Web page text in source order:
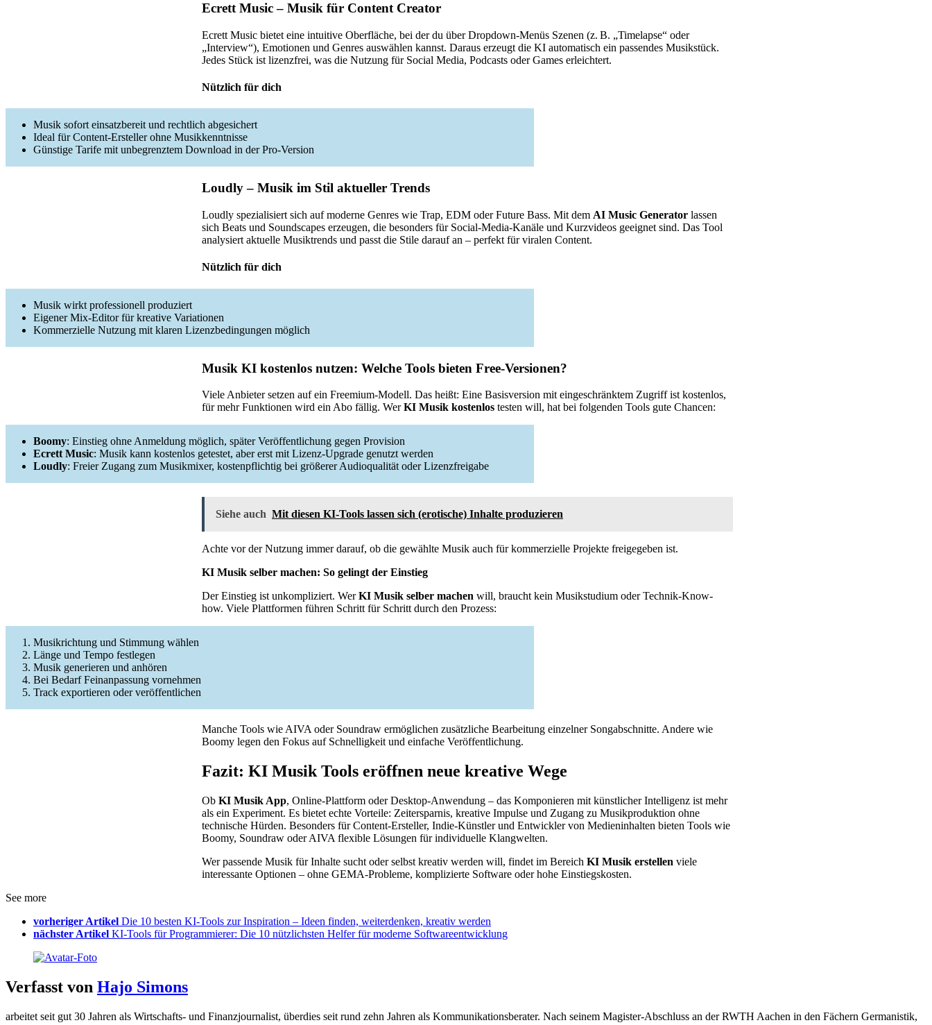
Ecrett Music – Musik für Content Creator
Ecrett Music bietet eine intuitive Oberfläche, bei der du über Dropdown-Menüs Szenen (z. B. „Timelapse“ oder
„Interview“), Emotionen und Genres auswählen kannst. Daraus erzeugt die KI automatisch ein passendes Musikstück.
Jedes Stück ist lizenzfrei, was die Nutzung für Social Media, Podcasts oder Games erleichtert.
Nützlich für dich
Musik sofort einsatzbereit und rechtlich abgesichert
Ideal für Content-Ersteller ohne Musikkenntnisse
Günstige Tarife mit unbegrenztem Download in der Pro-Version
Loudly – Musik im Stil aktueller Trends
Loudly spezialisiert sich auf moderne Genres wie Trap, EDM oder Future Bass. Mit dem AI Music Generator lassen
sich Beats und Soundscapes erzeugen, die besonders für Social-Media-Kanäle und Kurzvideos geeignet sind. Das Tool
analysiert aktuelle Musiktrends und passt die Stile darauf an – perfekt für viralen Content.
Nützlich für dich
Musik wirkt professionell produziert
Eigener Mix-Editor für kreative Variationen
Kommerzielle Nutzung mit klaren Lizenzbedingungen möglich
Musik KI kostenlos nutzen: Welche Tools bieten Free-Versionen?
Viele Anbieter setzen auf ein Freemium-Modell. Das heißt: Eine Basisversion mit eingeschränktem Zugriff ist kostenlos,
für mehr Funktionen wird ein Abo fällig. WerKI Musik kostenlos testen will, hat bei folgenden Tools gute Chancen:
Boomy: Einstieg ohne Anmeldung möglich, später Veröffentlichung gegen Provision
Ecrett Music: Musik kann kostenlos getestet, aber erst mit Lizenz-Upgrade genutzt werden
Loudly: Freier Zugang zum Musikmixer, kostenpflichtig bei größerer Audioqualität oder Lizenzfreigabe
Siehe auch Mit diesen KI-Tools lassen sich (erotische) Inhalte produzieren
Achte vor der Nutzung immer darauf, ob die gewählte Musik auch für kommerzielle Projekte freigegeben ist.
KI Musik selber machen: So gelingt der Einstieg
Der Einstieg ist unkompliziert. WerKI Musik selber machen will, braucht kein Musikstudium oder Technik-Know-
how. Viele Plattformen führen Schritt für Schritt durch den Prozess:
Musikrichtung und Stimmung wählen
Länge und Tempo festlegen
Musik generieren und anhören
Bei Bedarf Feinanpassung vornehmen
Track exportieren oder veröffentlichen
Manche Tools wie AIVA oder Soundraw ermöglichen zusätzliche Bearbeitung einzelner Songabschnitte. Andere wie
Boomy legen den Fokus auf Schnelligkeit und einfache Veröffentlichung.
Fazit: KI Musik Tools eröffnen neue kreative Wege
Ob KI Musik App, Online-Plattform oder Desktop-Anwendung – das Komponieren mit künstlicher Intelligenz ist mehr
als ein Experiment. Es bietet echte Vorteile: Zeitersparnis, kreative Impulse und Zugang zu Musikproduktion ohne
technische Hürden. Besonders für Content-Ersteller, Indie-Künstler und Entwickler von Medieninhalten bieten Tools wie
Boomy, Soundraw oder AIVA flexible Lösungen für individuelle Klangwelten.
Wer passende Musik für Inhalte sucht oder selbst kreativ werden will, findet im Bereich KI Musik erstellen viele
interessante Optionen – ohne GEMA-Probleme, komplizierte Software oder hohe Einstiegskosten.
See more
vorheriger Artikel Die 10 besten KI-Tools zur Inspiration – Ideen finden, weiterdenken, kreativ werden
nächster Artikel KI-Tools für Programmierer: Die 10 nützlichsten Helfer für moderne Softwareentwicklung
Verfasst von Hajo Simons
arbeitet seit gut 30 Jahren als Wirtschafts- und Finanzjournalist, überdies seit rund zehn Jahren als Kommunikationsberater. Nach seinem Magister-Abschluss an der RWTH Aachen in den Fächern Germanistik,